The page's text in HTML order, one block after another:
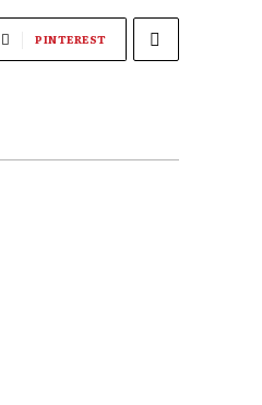
PINTEREST